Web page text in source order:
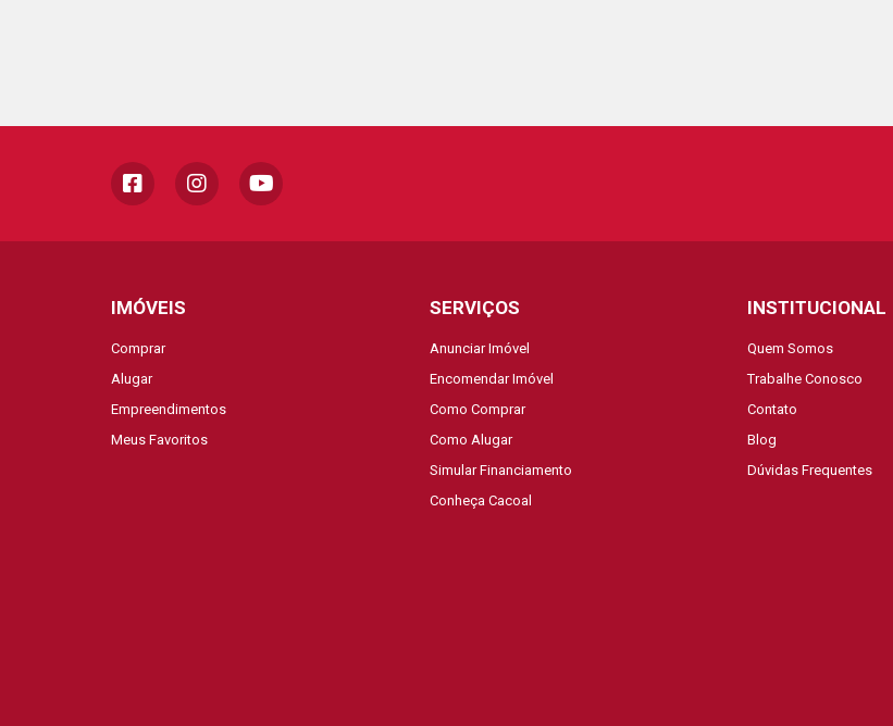
IMÓVEIS
Comprar
Alugar
Empreendimentos
Meus Favoritos
SERVIÇOS
Anunciar Imóvel
Encomendar Imóvel
Como Comprar
Como Alugar
Simular Financiamento
Conheça Cacoal
INSTITUCIONAL
Quem Somos
Trabalhe Conosco
Contato
Blog
Dúvidas Frequentes